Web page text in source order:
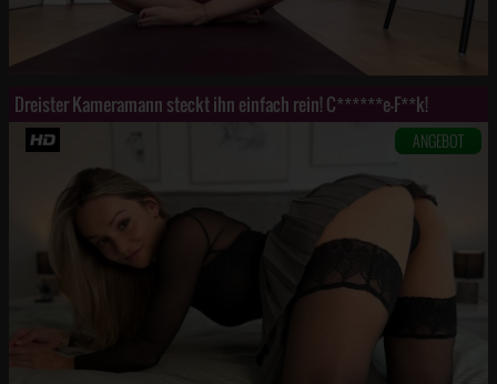
Dreister Kameramann steckt ihn einfach rein! C******e-F**k!
ANGEBOT